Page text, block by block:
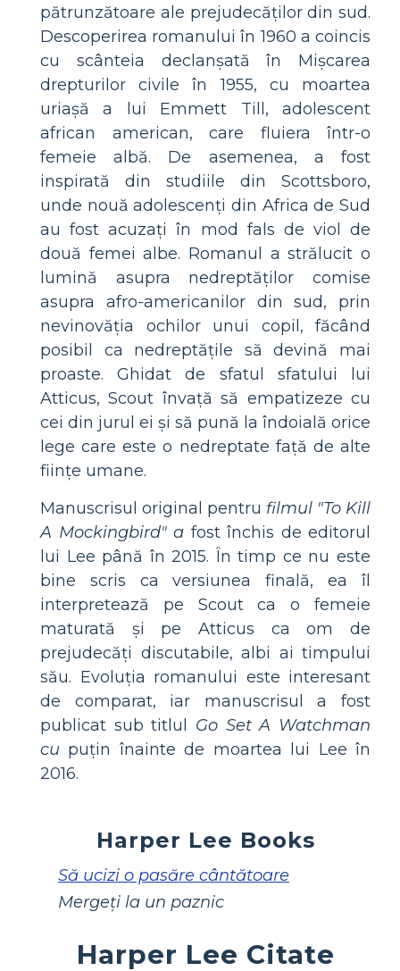
pătrunzătoare ale prejudecăților din sud.
Descoperirea romanului în 1960 a coincis
cu scânteia declanșată în Mișcarea
drepturilor civile în 1955, cu moartea
uriașă a lui Emmett Till, adolescent
african american, care fluiera într-o
femeie albă. De asemenea, a fost
inspirată din studiile din Scottsboro,
unde nouă adolescenți din Africa de Sud
au fost acuzați în mod fals de viol de
două femei albe. Romanul a strălucit o
lumină asupra nedreptăților comise
asupra afro-americanilor din sud, prin
nevinovăția ochilor unui copil, făcând
posibil ca nedreptățile să devină mai
proaste. Ghidat de sfatul sfatului lui
Atticus, Scout învață să empatizeze cu
cei din jurul ei și să pună la îndoială orice
lege care este o nedreptate față de alte
ființe umane.
Manuscrisul original pentru filmul "To Kill
A Mockingbird" a fost închis de editorul
lui Lee până în 2015. În timp ce nu este
bine scris ca versiunea finală, ea îl
interpretează pe Scout ca o femeie
maturată și pe Atticus ca om de
prejudecăți discutabile, albi ai timpului
său. Evoluția romanului este interesant
de comparat, iar manuscrisul a fost
publicat sub titlul Go Set A Watchman
cu puțin înainte de moartea lui Lee în
2016.
Harper Lee Books
Să ucizi o pasăre cântătoare
Mergeți la un paznic
Harper Lee Citate